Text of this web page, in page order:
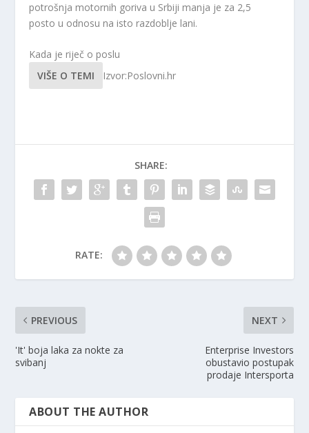
potrošnja motornih goriva u Srbiji manja je za 2,5
posto u odnosu na isto razdoblje lani.
Kada je riječ o poslu
VIŠE O TEMI
Izvor:Poslovni.hr
SHARE:
RATE:
PREVIOUS
'It' boja laka za nokte za
svibanj
NEXT
Enterprise Investors
obustavio postupak
prodaje Intersporta
ABOUT THE AUTHOR